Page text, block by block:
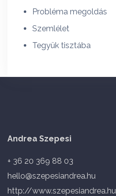
Probléma megoldás
Szemlélet
Tegyük tisztába
Andrea Szepesi
+ 36 20 369 88 03
hello@szepesiandrea.hu
http://www.szepesiandrea.hu